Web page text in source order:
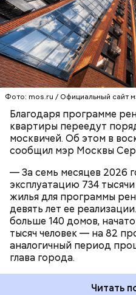
Фото: mos.ru / Официальный сайт
Благодаря программе
квартиры переедут
москвичей. Об этом в
сообщил мэр Москвы
— За семь месяцев 2026
эксплуатацию 734
жилья для программы
девять лет ее
больше 140 домов,
тысяч человек — на 82
аналогичный период
глава города.
В программу реновации
Это примерно 350 тысяч
площадью 16,4 миллиона
Процесс переселения
жителей города.
число превысит 300
Читать
СТРОИТЕЛЬСТВО
СЕРГЕЙ СОБЯНИН